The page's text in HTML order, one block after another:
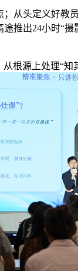
头定义好教
推出24小时“
源上处理“